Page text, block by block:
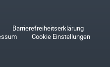
Barrierefreiheitserklärung
Cookie Einstellungen